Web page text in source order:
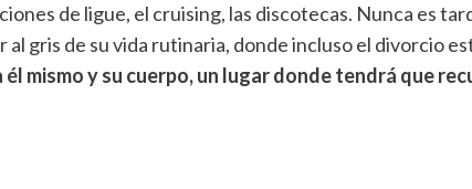
de ligue, el cruising, las discotecas. Nunca es
gris de su vida rutinaria, donde incluso el divorcio
él mismo y su cuerpo, un lugar donde tendrá que